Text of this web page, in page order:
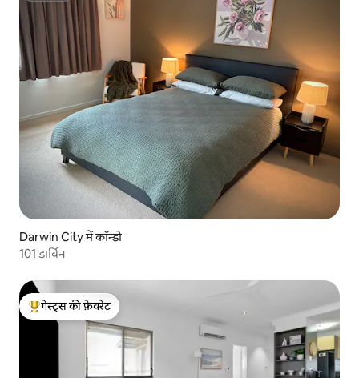
Darwin City में कॉन्डो
101 डार्विन
गेस्ट्स का टॉप फ़ेवरेट
गेस्ट्स की फ़ेवरेट